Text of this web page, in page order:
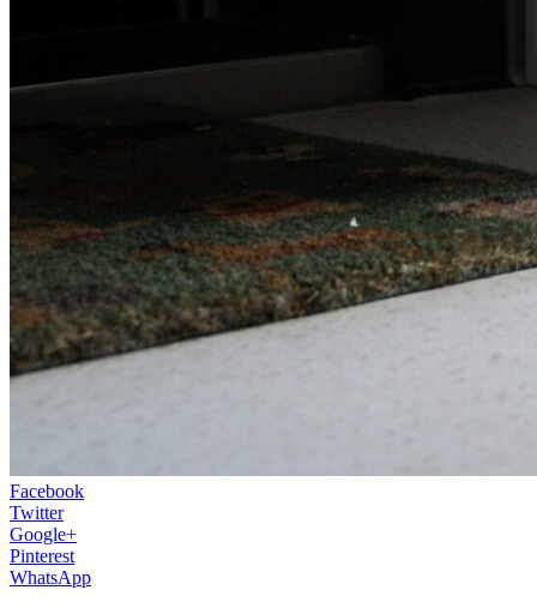
Facebook
Twitter
Google+
Pinterest
WhatsApp